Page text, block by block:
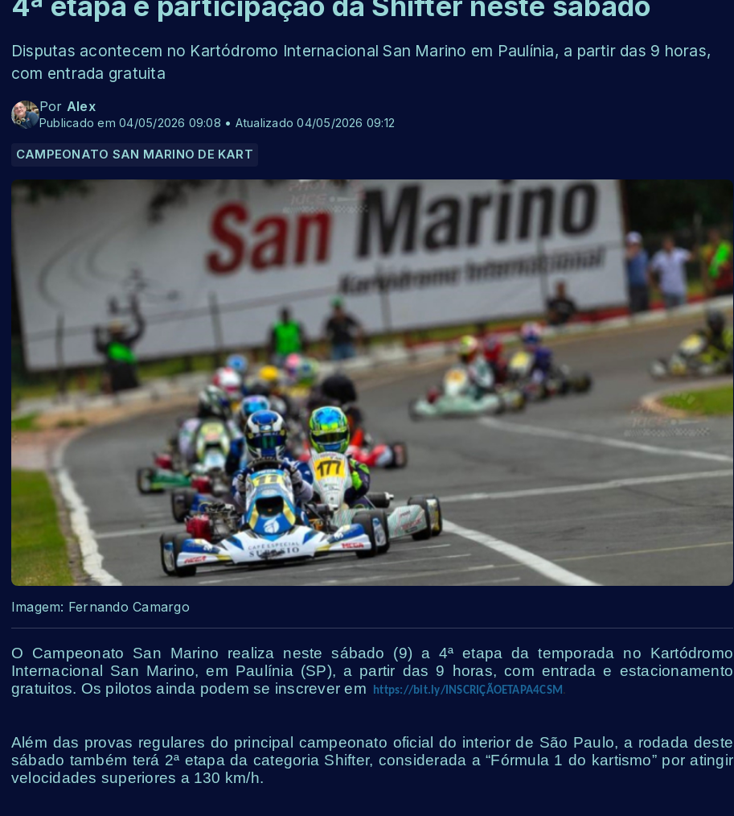
Disputas acontecem no Kartódromo Internacional San Marino em Paulínia, a partir das 9 horas,
com entrada gratuita
Por Alex
Publicado em 04/05/2026 09:08 • Atualizado 04/05/2026 09:12
CAMPEONATO SAN MARINO DE KART
Imagem: Fernando Camargo
O Campeonato San Marino realiza neste sábado (9) a 4ª etapa da temporada no Kartódromo
Internacional San Marino, em Paulínia (SP), a partir das 9 horas, com entrada e estacionamento
gratuitos. Os pilotos ainda podem se inscrever em
https://bit.ly/INSCRIÇÃOETAPA4CSM.
Além das provas regulares do principal campeonato oficial do interior de São Paulo, a rodada deste
sábado também terá 2ª etapa da categoria Shifter, considerada a “Fórmula 1 do kartismo” por atingir
velocidades superiores a 130 km/h.